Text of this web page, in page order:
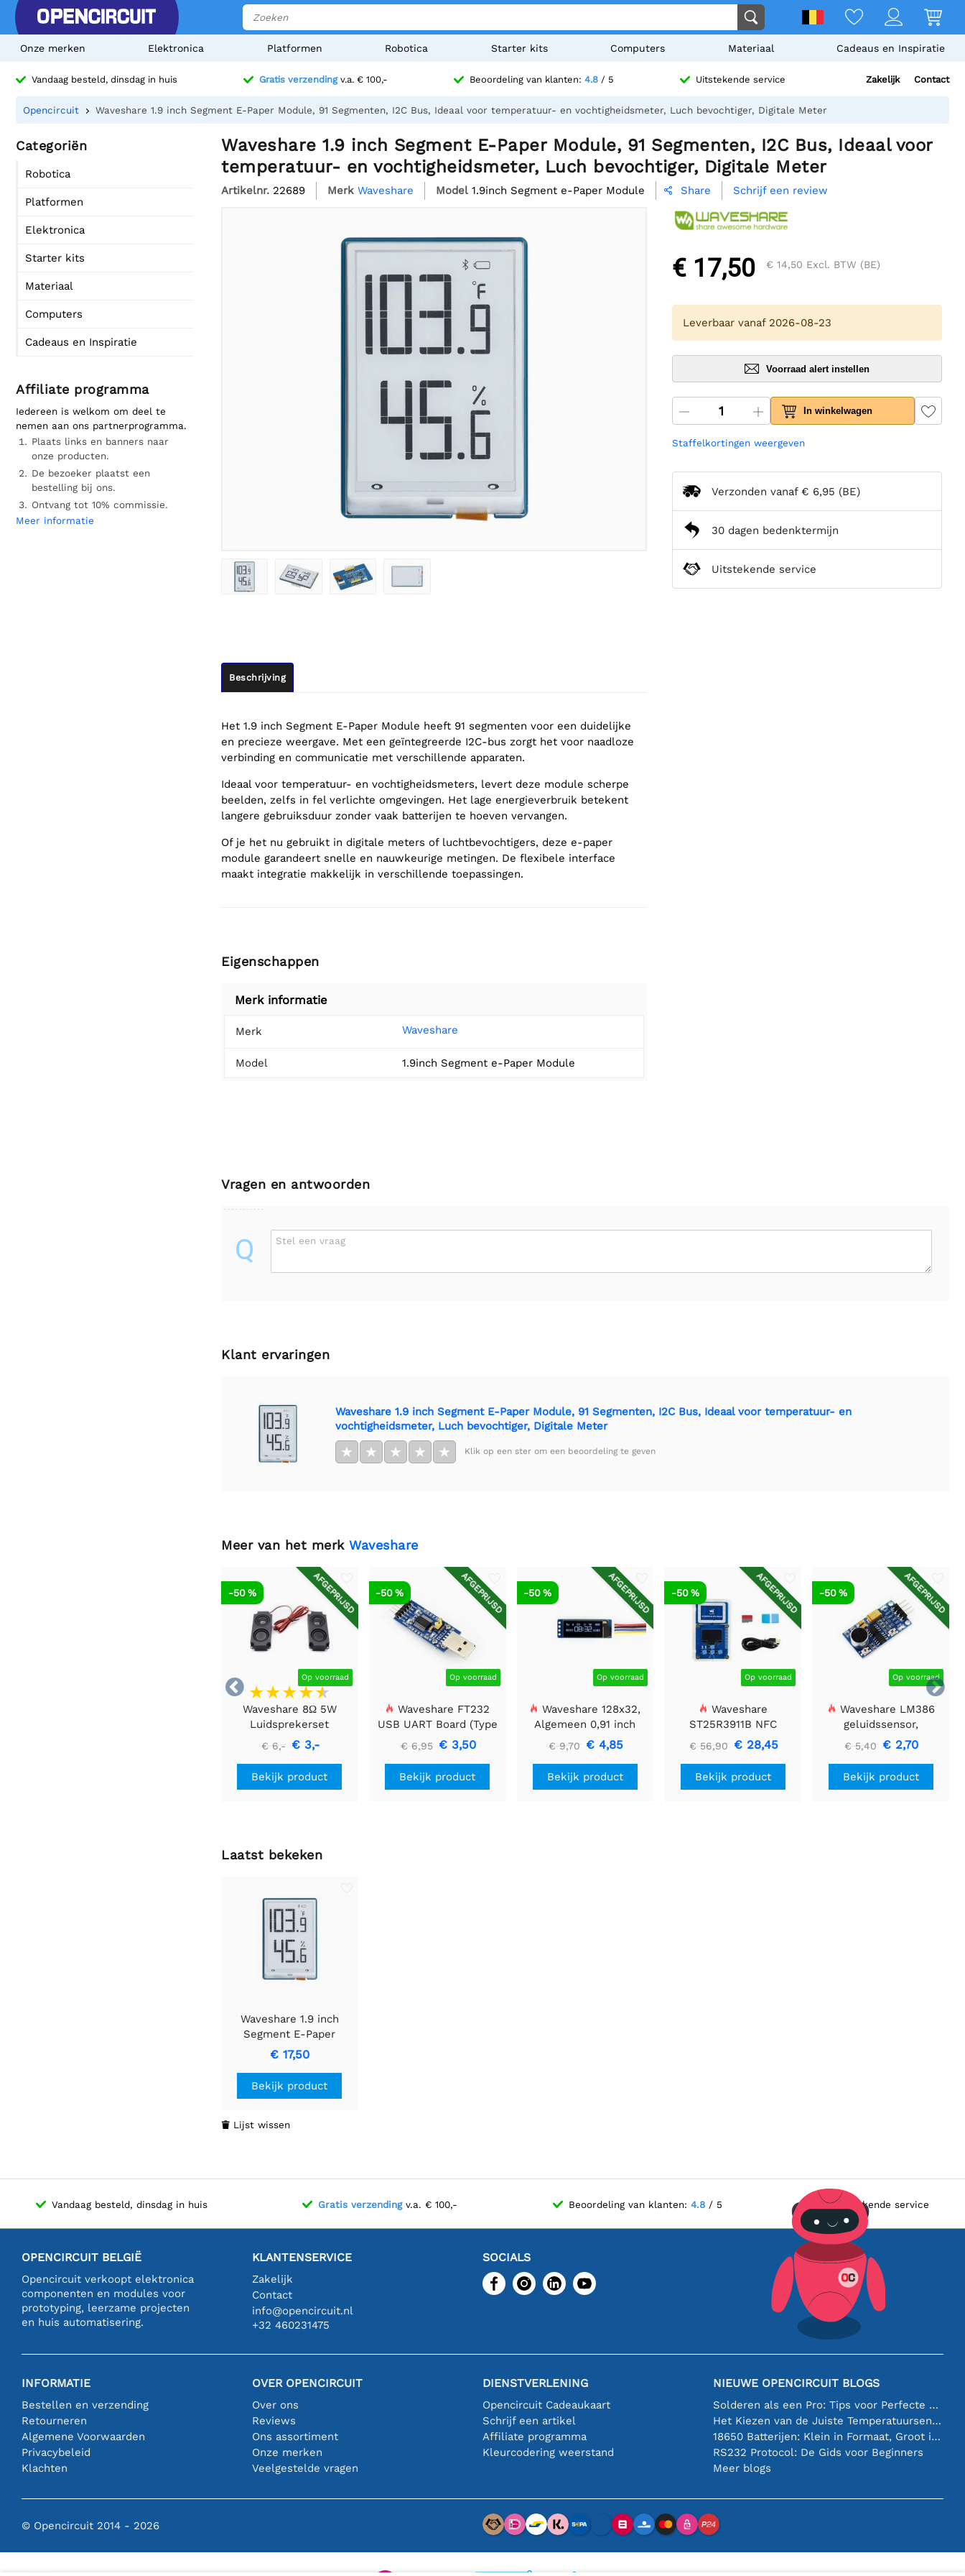
Onze merken Elektronica Platformen Robotica Starter kits Computers Materiaal Cadeaus en Inspiratie
Vandaag besteld, dinsdag in huis Gratis verzendingv.a. € 100,- Beoordeling van klanten: 4.8 / 5 Uitstekende service Zakelijk Contact
Opencircuit Waveshare 1.9 inch Segment E-Paper Module, 91 Segmenten, I2C Bus, Ideaal voor temperatuur- en vochtigheidsmeter, Luch bevochtiger, Digitale Meter
Categoriën
Robotica
Platformen
Elektronica
Starter kits
Materiaal
Computers
Cadeaus en Inspiratie
Affiliate programma
Iedereen is welkom om deel te
nemen aan ons partnerprogramma.
Plaats links en banners naar
onze producten.
De bezoeker plaatst een
bestelling bij ons.
Ontvang tot 10% commissie.
Meer informatie
Waveshare 1.9 inch Segment E-Paper Module, 91 Segmenten, I2C Bus, Ideaal voor
temperatuur- en vochtigheidsmeter, Luch bevochtiger, Digitale Meter
Artikelnr. 22689 Merk Waveshare Model 1.9inch Segment e-Paper Module  Share Schrijf een review
Beschrijving
Het 1.9 inch Segment E-Paper Module heeft 91 segmenten voor een duidelijke
en precieze weergave. Met een geïntegreerde I2C-bus zorgt het voor naadloze
verbinding en communicatie met verschillende apparaten.
Ideaal voor temperatuur- en vochtigheidsmeters, levert deze module scherpe
beelden, zelfs in fel verlichte omgevingen. Het lage energieverbruik betekent
langere gebruiksduur zonder vaak batterijen te hoeven vervangen.
Of je het nu gebruikt in digitale meters of luchtbevochtigers, deze e-paper
module garandeert snelle en nauwkeurige metingen. De flexibele interface
maakt integratie makkelijk in verschillende toepassingen.
Eigenschappen
Merk informatie
Merk Waveshare
Model 1.9inch Segment e-Paper Module
€ 17,50 € 14,50 Excl. BTW (BE)
Leverbaar vanaf 2026-08-23
Voorraad alert instellen
In winkelwagen
Staffelkortingen weergeven
Verzonden vanaf € 6,95 (BE)
30 dagen bedenktermijn
Uitstekende service
Vragen en antwoorden
Q Stel een vraag
Klant ervaringen
Waveshare 1.9 inch Segment E-Paper Module, 91 Segmenten, I2C Bus, Ideaal voor temperatuur- en
vochtigheidsmeter, Luch bevochtiger, Digitale Meter
★ ★ ★ ★ ★ Klik op een ster om een beoordeling te geven
Meer van het merk Waveshare


AFGEPRIJSD
Op voorraad
-50 %
Waveshare 8Ω 5W
Luidsprekerset
€ 6,- € 3,-
Bekijk product
AFGEPRIJSD
Op voorraad
-50 %
Waveshare FT232
USB UART Board (Type
A), USB naar TTL (UART)
Communicatiemodule
€ 6,95 € 3,50
Bekijk product
AFGEPRIJSD
Op voorraad
-50 %
Waveshare 128x32,
Algemeen 0,91 inch
OLED-displaymodule
€ 9,70 € 4,85
Bekijk product
AFGEPRIJSD
Op voorraad
-50 %
Waveshare
ST25R3911B NFC
Evaluatiekit, NFC-lezer
+ TF-kaart + USB-kabel
€ 56,90 € 28,45
Bekijk product
AFGEPRIJSD
Op voorraad
-50 %
Waveshare LM386
geluidssensor,
geluidsdetector,
compatibel met Arduino
€ 5,40 € 2,70
Bekijk product
Laatst bekeken
Waveshare 1.9 inch
Segment E-Paper
Module, 91 Segmenten,
I2C Bus, Ideaal voor
temperatuur- en
vochtigheidsmeter, Luch
Meter
€ 17,50
Bekijk product
 Lijst wissen
Vandaag besteld, dinsdag in huis Gratis verzendingv.a. € 100,- Beoordeling van klanten: 4.8/ 5 Uitstekende service
OPENCIRCUIT BELGIË
Opencircuit verkoopt elektronica
componenten en modules voor
prototyping, leerzame projecten
en huis automatisering.
KLANTENSERVICE
Zakelijk
Contact
info@opencircuit.nl
+32 460231475
SOCIALS
INFORMATIE
Bestellen en verzending
Retourneren
Algemene Voorwaarden
Privacybeleid
Klachten
OVER OPENCIRCUIT
Over ons
Reviews
Ons assortiment
Onze merken
Veelgestelde vragen
DIENSTVERLENING
Opencircuit Cadeaukaart
Schrijf een artikel
Affiliate programma
Kleurcodering weerstand
NIEUWE OPENCIRCUIT BLOGS
Solderen als een Pro: Tips voor Perfecte Elektronische Verbindingen
Het Kiezen van de Juiste Temperatuursensor [youtube]
18650 Batterijen: Klein in Formaat, Groot in Prestatie
RS232 Protocol: De Gids voor Beginners
Meer blogs
© Opencircuit 2014 - 2026